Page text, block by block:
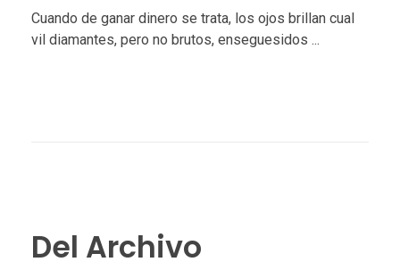
Cuando de ganar dinero se trata, los ojos brillan cual
vil diamantes, pero no brutos, enseguesidos ...
Del Archivo